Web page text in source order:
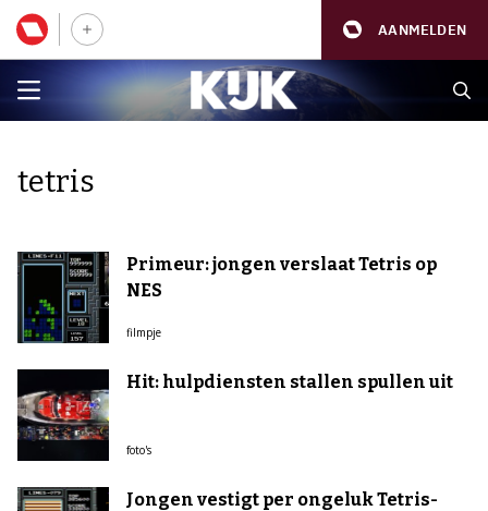
AANMELDEN
tetris
Primeur: jongen verslaat Tetris op
NES
filmpje
Hit: hulpdiensten stallen spullen uit
foto's
Jongen vestigt per ongeluk Tetris-